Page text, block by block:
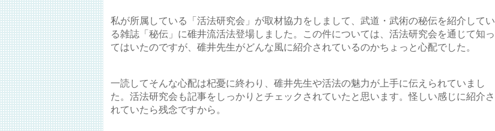
私が所属している「活法研究会」が取材協力をしまして、武道・武術の秘伝を紹介してい
る雑誌「秘伝」に碓井流活法登場しました。この件については、活法研究会を通じて知っ
てはいたのですが、碓井先生がどんな風に紹介されているのかちょっと心配でした。
一読してそんな心配は杞憂に終わり、碓井先生や活法の魅力が上手に伝えられていまし
た。活法研究会も記事をしっかりとチェックされていたと思います。怪しい感じに紹介さ
れていたら残念ですから。